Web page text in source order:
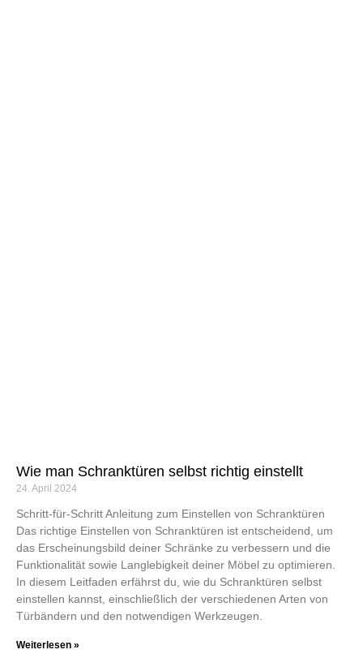
Wie man Schranktüren selbst richtig einstellt
24. April 2024
Schritt-für-Schritt Anleitung zum Einstellen von Schranktüren
Das richtige Einstellen von Schranktüren ist entscheidend, um
das Erscheinungsbild deiner Schränke zu verbessern und die
Funktionalität sowie Langlebigkeit deiner Möbel zu optimieren.
In diesem Leitfaden erfährst du, wie du Schranktüren selbst
einstellen kannst, einschließlich der verschiedenen Arten von
Türbändern und den notwendigen Werkzeugen.
Weiterlesen »